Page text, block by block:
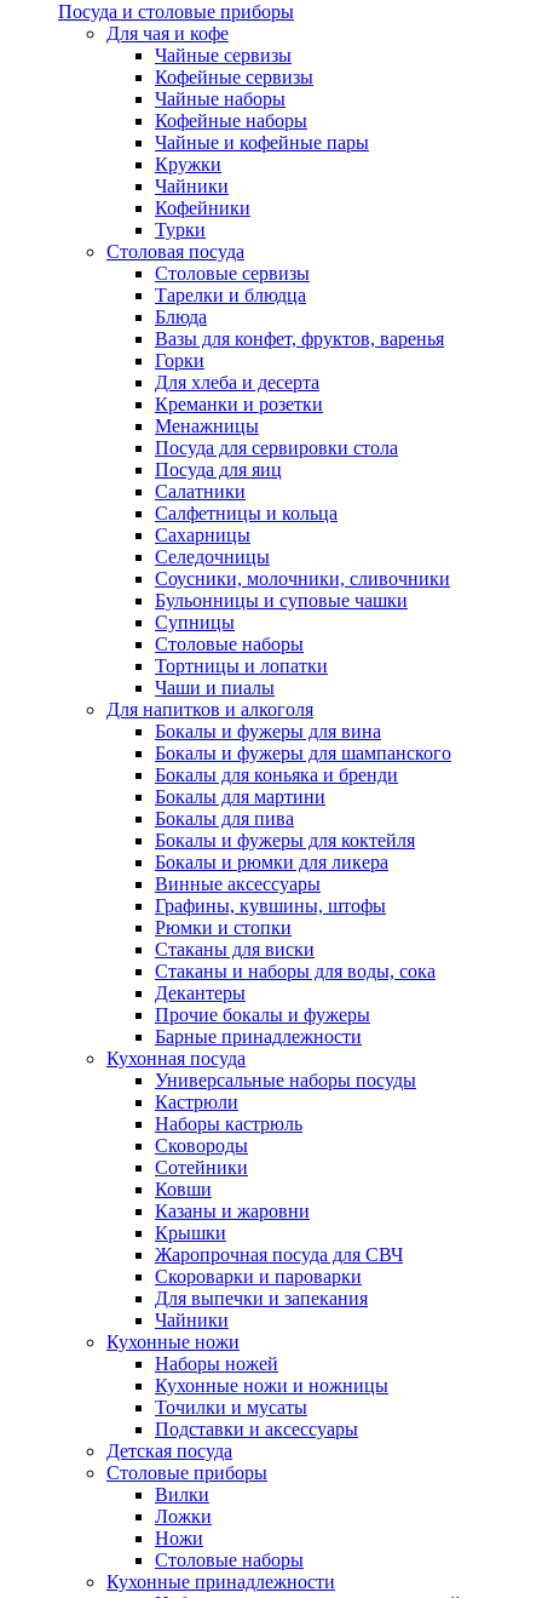
Посуда и столовые приборы
Для чая и кофе
Чайные сервизы
Кофейные сервизы
Чайные наборы
Кофейные наборы
Чайные и кофейные пары
Кружки
Чайники
Кофейники
Турки
Столовая посуда
Столовые сервизы
Тарелки и блюдца
Блюда
Вазы для конфет, фруктов, варенья
Горки
Для хлеба и десерта
Креманки и розетки
Менажницы
Посуда для сервировки стола
Посуда для яиц
Салатники
Салфетницы и кольца
Сахарницы
Селедочницы
Соусники, молочники, сливочники
Бульонницы и суповые чашки
Супницы
Столовые наборы
Тортницы и лопатки
Чаши и пиалы
Для напитков и алкоголя
Бокалы и фужеры для вина
Бокалы и фужеры для шампанского
Бокалы для коньяка и бренди
Бокалы для мартини
Бокалы для пива
Бокалы и фужеры для коктейля
Бокалы и рюмки для ликера
Винные аксессуары
Графины, кувшины, штофы
Рюмки и стопки
Стаканы для виски
Стаканы и наборы для воды, сока
Декантеры
Прочие бокалы и фужеры
Барные принадлежности
Кухонная посуда
Универсальные наборы посуды
Кастрюли
Наборы кастрюль
Сковороды
Сотейники
Ковши
Казаны и жаровни
Крышки
Жаропрочная посуда для СВЧ
Скороварки и пароварки
Для выпечки и запекания
Чайники
Кухонные ножи
Наборы ножей
Кухонные ножи и ножницы
Точилки и мусаты
Подставки и аксессуары
Детская посуда
Столовые приборы
Вилки
Ложки
Ножи
Столовые наборы
Кухонные принадлежности